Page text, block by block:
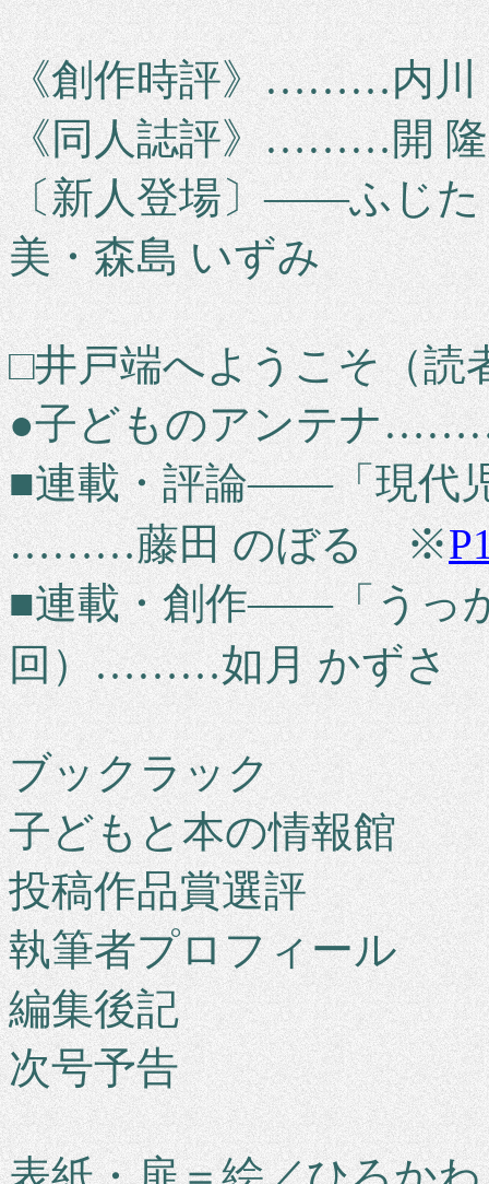
《創作時評》………内川
《同人誌評》………開 隆
〔新人登場〕――ふじた
美・森島 いずみ
□井戸端へようこそ（読
●子どものアンテナ
■連載・評論――「現代
………藤田 のぼる ※
■連載・創作――「うっ
回）………如月 かず
ブックラック
子どもと本の情報館
投稿作品賞選評
執筆者プロフィール
編集後記
次号予告